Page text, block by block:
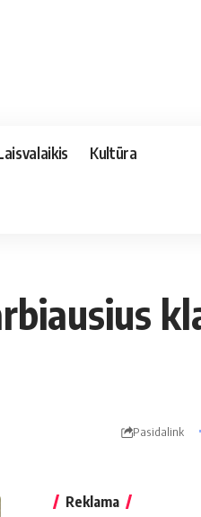
Kultūra
Pasidalink
Reklama